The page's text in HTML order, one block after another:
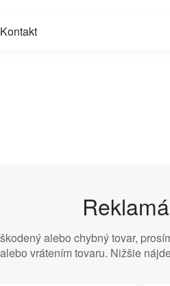
Kontakt
alebo chybný tovar,
vrátením tovaru. Nižšie